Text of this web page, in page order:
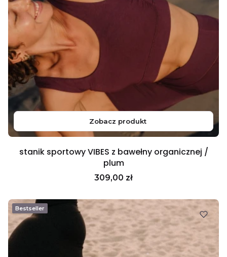
Zobacz produkt
stanik sportowy VIBES z bawełny organicznej /
plum
Cena
309,00 zł
Bestseller